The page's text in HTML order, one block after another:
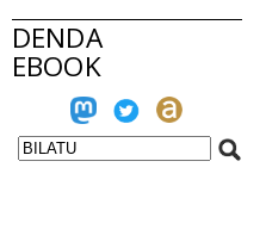
DENDA
EBOOK